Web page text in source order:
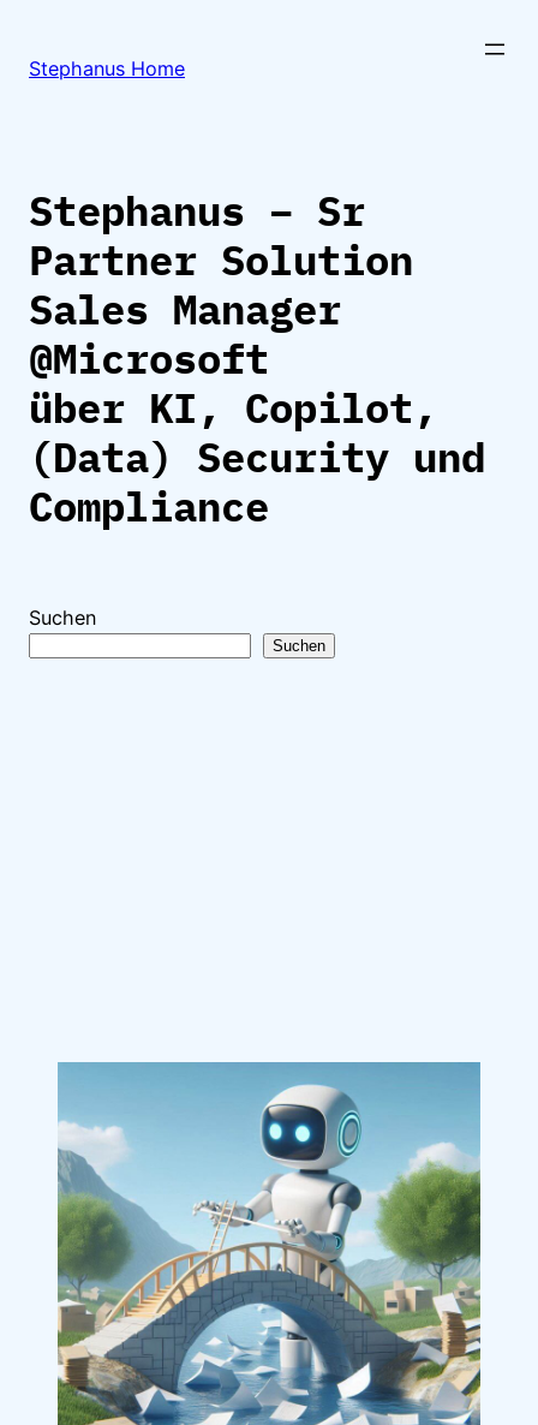
springen
Stephanus Home
Stephanus – Sr
Partner Solution
Sales Manager
@Microsoft
über KI, Copilot,
(Data) Security und
Compliance
Suchen
Suchen